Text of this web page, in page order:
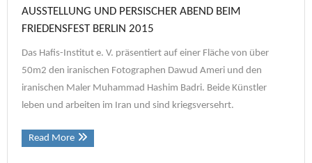
AUSSTELLUNG UND PERSISCHER ABEND BEIM
FRIEDENSFEST BERLIN 2015
Das Hafis-Institut e. V. präsentiert auf einer Fläche von über
50m2 den iranischen Fotographen Dawud Ameri und den
iranischen Maler Muhammad Hashim Badri. Beide Künstler
leben und arbeiten im Iran und sind kriegsversehrt.
Read More